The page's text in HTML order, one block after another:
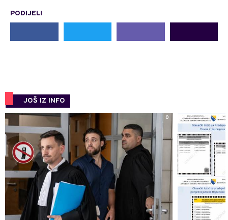
PODIJELI
JOŠ IZ INFO
0